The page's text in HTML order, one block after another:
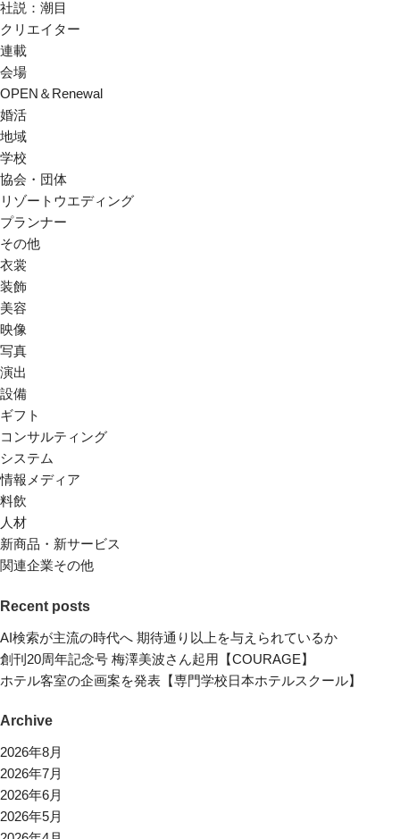
社説：潮目
クリエイター
連載
会場
OPEN＆Renewal
婚活
地域
学校
協会・団体
リゾートウエディング
プランナー
その他
衣裳
装飾
美容
映像
写真
演出
設備
ギフト
コンサルティング
システム
情報メディア
料飲
人材
新商品・新サービス
関連企業その他
Recent posts
AI検索が主流の時代へ 期待通り以上を与えられているか
創刊20周年記念号 梅澤美波さん起用【COURAGE】
ホテル客室の企画案を発表【専門学校日本ホテルスクール】
Archive
2026年8月
2026年7月
2026年6月
2026年5月